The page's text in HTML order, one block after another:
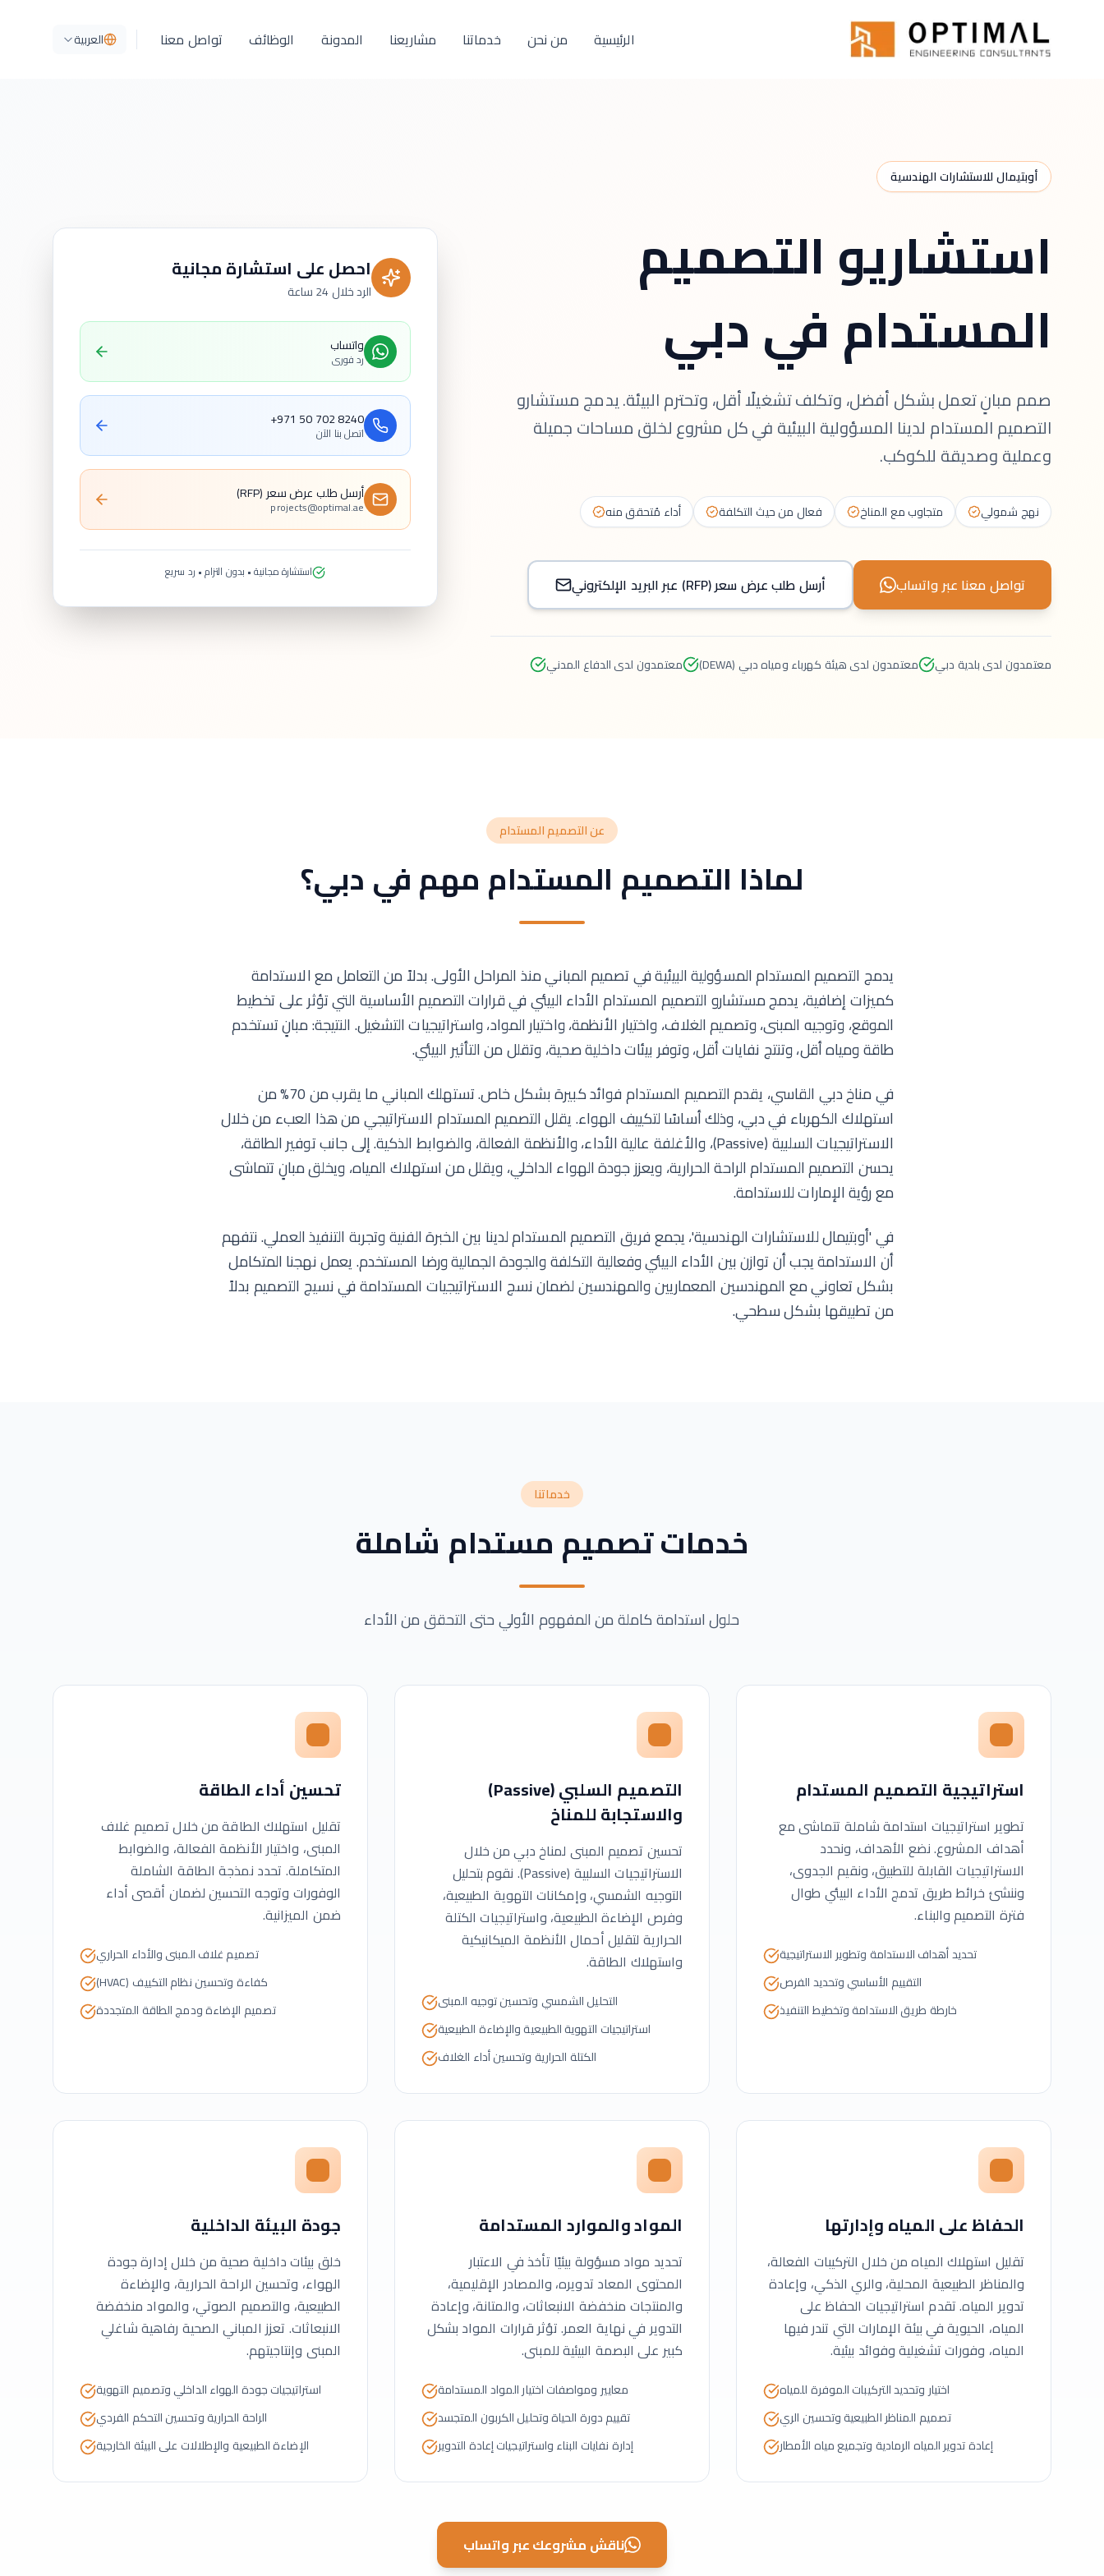
الرئيسية
من نحن خدماتنا مشاريعنا المدونة الوظائف تواصل معنا العربية
الرئيسية Sustainable Design Consultants Dubai
أوبتيمال للاستشارات الهندسية
استشاريو التصميم
المستدام في دبي
صمم مبانٍ تعمل بشكل أفضل، وتكلف تشغيلًا أقل، وتحترم البيئة. يدمج مستشارو
التصميم المستدام لدينا المسؤولية البيئية في كل مشروع لخلق مساحات جميلة
وعملية وصديقة للكوكب.
نهج شمولي متجاوب مع المناخ فعال من حيث التكلفة أداء مُتحقق منه
تواصل معنا عبر واتساب أرسل طلب عرض سعر (RFP) عبر البريد الإلكتروني
معتمدون لدى بلدية دبي معتمدون لدى هيئة كهرباء ومياه دبي (DEWA) معتمدون لدى الدفاع المدني
احصل على استشارة مجانية
الرد خلال 24 ساعة
واتساب
رد فوري
+971 50 702 8240
اتصل بنا الآن
أرسل طلب عرض سعر (RFP)
projects@optimal.ae
استشارة مجانية • بدون التزام • رد سريع
عن التصميم المستدام
لماذا التصميم المستدام مهم في دبي؟
يدمج التصميم المستدام المسؤولية البيئية في تصميم المباني منذ المراحل الأولى. بدلاً من التعامل مع الاستدامة
كميزات إضافية، يدمج مستشارو التصميم المستدام الأداء البيئي في قرارات التصميم الأساسية التي تؤثر على تخطيط
الموقع، وتوجيه المبنى، وتصميم الغلاف، واختيار الأنظمة، واختيار المواد، واستراتيجيات التشغيل. النتيجة: مبانٍ تستخدم
طاقة ومياه أقل، وتنتج نفايات أقل، وتوفر بيئات داخلية صحية، وتقلل من التأثير البيئي.
في مناخ دبي القاسي، يقدم التصميم المستدام فوائد كبيرة بشكل خاص. تستهلك المباني ما يقرب من 70% من
استهلاك الكهرباء في دبي، وذلك أساسًا لتكييف الهواء. يقلل التصميم المستدام الاستراتيجي من هذا العبء من خلال
الاستراتيجيات السلبية (Passive)، والأغلفة عالية الأداء، والأنظمة الفعالة، والضوابط الذكية. إلى جانب توفير الطاقة،
يحسن التصميم المستدام الراحة الحرارية، ويعزز جودة الهواء الداخلي، ويقلل من استهلاك المياه، ويخلق مبانٍ تتماشى
مع رؤية الإمارات للاستدامة.
في 'أوبتيمال للاستشارات الهندسية'، يجمع فريق التصميم المستدام لدينا بين الخبرة الفنية وتجربة التنفيذ العملي. نتفهم
أن الاستدامة يجب أن توازن بين الأداء البيئي وفعالية التكلفة والجودة الجمالية ورضا المستخدم. يعمل نهجنا المتكامل
بشكل تعاوني مع المهندسين المعماريين والمهندسين لضمان نسج الاستراتيجيات المستدامة في نسيج التصميم بدلاً
من تطبيقها بشكل سطحي.
خدماتنا
خدمات تصميم مستدام شاملة
حلول استدامة كاملة من المفهوم الأولي حتى التحقق من الأداء
استراتيجية التصميم المستدام
تطوير استراتيجيات استدامة شاملة تتماشى مع
أهداف المشروع. نضع الأهداف، ونحدد
الاستراتيجيات القابلة للتطبيق، ونقيم الجدوى،
وننشئ خرائط طريق تدمج الأداء البيئي طوال
فترة التصميم والبناء.
تحديد أهداف الاستدامة وتطوير الاستراتيجية
التقييم الأساسي وتحديد الفرص
خارطة طريق الاستدامة وتخطيط التنفيذ
التصميم السلبي (Passive)
والاستجابة للمناخ
تحسين تصميم المبنى لمناخ دبي من خلال
الاستراتيجيات السلبية (Passive). نقوم بتحليل
التوجيه الشمسي، وإمكانات التهوية الطبيعية،
وفرص الإضاءة الطبيعية، واستراتيجيات الكتلة
الحرارية لتقليل أحمال الأنظمة الميكانيكية
واستهلاك الطاقة.
التحليل الشمسي وتحسين توجيه المبنى
استراتيجيات التهوية الطبيعية والإضاءة الطبيعية
الكتلة الحرارية وتحسين أداء الغلاف
تحسين أداء الطاقة
تقليل استهلاك الطاقة من خلال تصميم غلاف
المبنى، واختيار الأنظمة الفعالة، والضوابط
المتكاملة. تحدد نمذجة الطاقة الشاملة
الوفورات وتوجه التحسين لضمان أقصى أداء
ضمن الميزانية.
تصميم غلاف المبنى والأداء الحراري
كفاءة وتحسين نظام التكييف (HVAC)
تصميم الإضاءة ودمج الطاقة المتجددة
الحفاظ على المياه وإدارتها
تقليل استهلاك المياه من خلال التركيبات الفعالة،
والمناظر الطبيعية المحلية، والري الذكي، وإعادة
تدوير المياه. تقدم استراتيجيات الحفاظ على
المياه، الحيوية في بيئة الإمارات التي تندر فيها
المياه، وفورات تشغيلية وفوائد بيئية.
اختيار وتحديد التركيبات الموفرة للمياه
تصميم المناظر الطبيعية وتحسين الري
إعادة تدوير المياه الرمادية وتجميع مياه الأمطار
المواد والموارد المستدامة
تحديد مواد مسؤولة بيئيًا تأخذ في الاعتبار
المحتوى المعاد تدويره، والمصادر الإقليمية،
والمنتجات منخفضة الانبعاثات، والمتانة، وإعادة
التدوير في نهاية العمر. تؤثر قرارات المواد بشكل
كبير على البصمة البيئية للمبنى.
معايير ومواصفات اختيار المواد المستدامة
تقييم دورة الحياة وتحليل الكربون المتجسد
إدارة نفايات البناء واستراتيجيات إعادة التدوير
جودة البيئة الداخلية
خلق بيئات داخلية صحية من خلال إدارة جودة
الهواء، وتحسين الراحة الحرارية، والإضاءة
الطبيعية، والتصميم الصوتي، والمواد منخفضة
الانبعاثات. تعزز المباني الصحية رفاهية شاغلي
المبنى وإنتاجيتهم.
استراتيجيات جودة الهواء الداخلي وتصميم التهوية
الراحة الحرارية وتحسين التحكم الفردي
الإضاءة الطبيعية والإطلالات على البيئة الخارجية
ناقش مشروعك عبر واتساب